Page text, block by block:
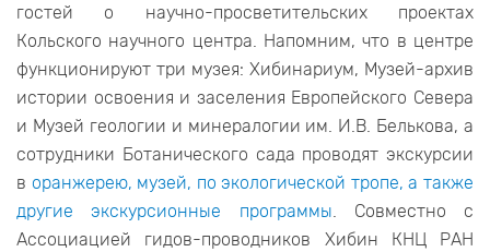
гостей о научно-просветительских проектах
Кольского научного центра. Напомним, что в центре
функционируют три музея: Хибинариум, Музей-архив
истории освоения и заселения Европейского Севера
и Музей геологии и минералогии им. И.В. Белькова, а
сотрудники Ботанического сада проводят экскурсии
в оранжерею, музей, по экологической тропе, а также
другие экскурсионные программы. Совместно с
Ассоциацией гидов-проводников Хибин КНЦ РАН